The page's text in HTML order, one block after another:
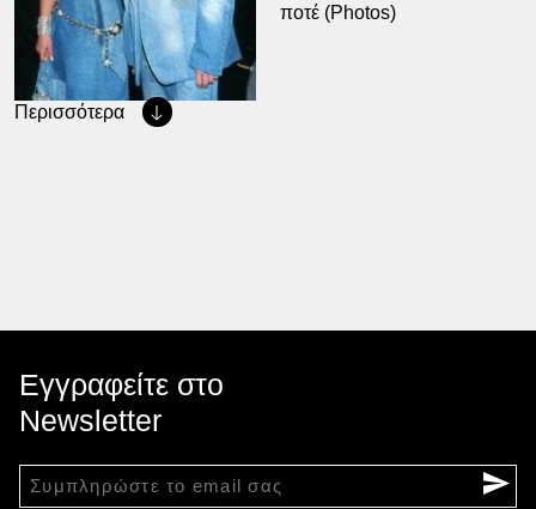
την Μπριτνεΐ Σπίαρς
(Photos)
ποτέ (Photos)
Περισσότερα
Εγγραφείτε στο
Newsletter